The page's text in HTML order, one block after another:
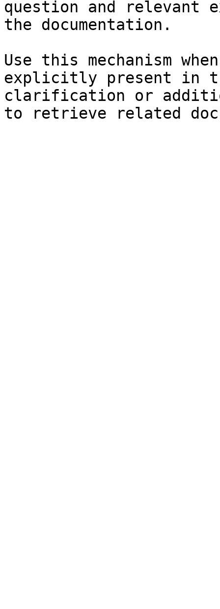
question and relevant
the documentation.
Use this mechanism
explicitly present in
clarification or